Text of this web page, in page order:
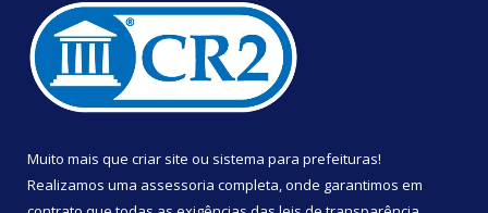
Muito mais que criar site ou sistema para prefeituras!
Realizamos uma assessoria completa, onde garantimos em